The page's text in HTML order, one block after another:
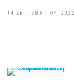
14 ΣΕΠΤΕΜΒΡΊΟΥ, 2022